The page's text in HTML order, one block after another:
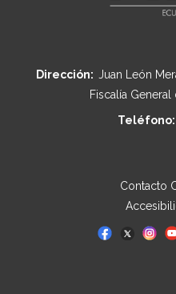
Dirección: Juan León
Fiscalía General
Teléfono:
Contacto